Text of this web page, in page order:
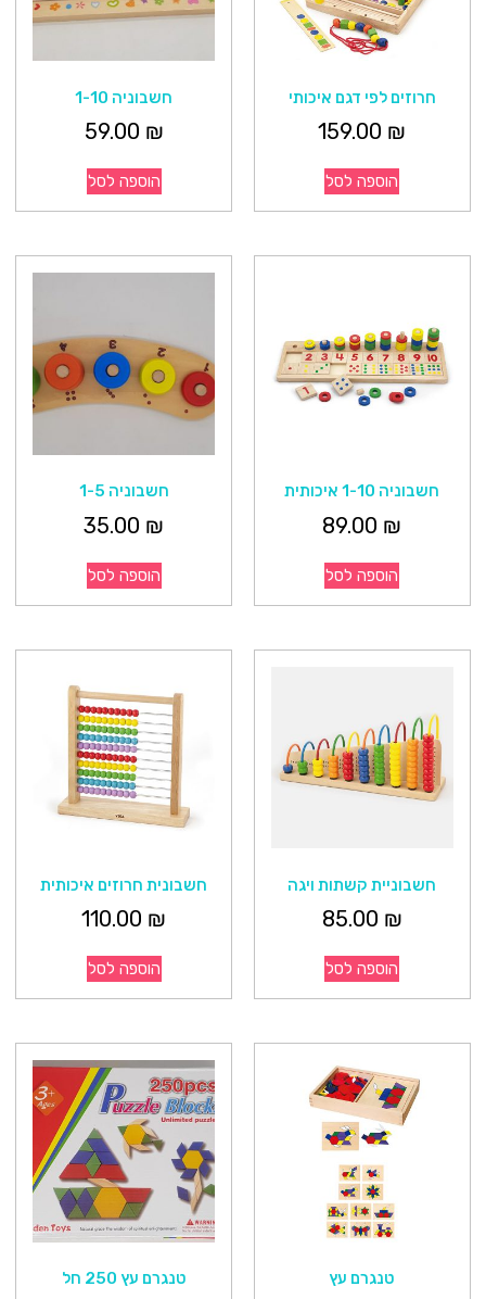
חרוזים לפי דגם איכותי
159.00 ₪
הוספה לסל
חשבוניה 1-10
59.00 ₪
הוספה לסל
חשבוניה 1-10 איכותית
89.00 ₪
הוספה לסל
חשבוניה 1-5
35.00 ₪
הוספה לסל
חשבוניית קשתות ויגה
85.00 ₪
הוספה לסל
חשבונית חרוזים איכותית
110.00 ₪
הוספה לסל
טנגרם עץ טנגרם עץ 250 חל